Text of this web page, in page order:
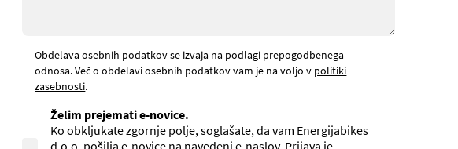
Obdelava osebnih podatkov se izvaja na podlagi prepogodbenega
odnosa. Več o obdelavi osebnih podatkov vam je na voljo v politiki
zasebnosti.
Želim prejemati e-novice.
Ko obkljukate zgornje polje, soglašate, da vam Energijabikes